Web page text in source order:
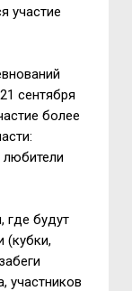
участие
сентября
более
где будут
(кубки,
участников